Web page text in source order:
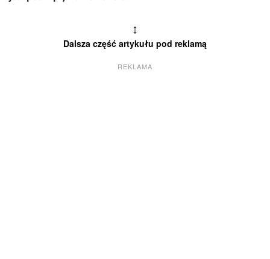
↕
Dalsza część artykułu pod reklamą
REKLAMA